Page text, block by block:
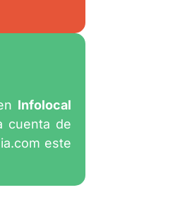
Infolocal
cuenta de
este